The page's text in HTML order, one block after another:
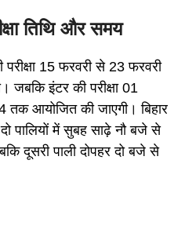
तिथि और समय
परीक्षा 15 फरवरी से 23 फरवरी
जबकि इंटर की परीक्षा 01
आयोजित की जाएगी। बिहार
दो पालियों में सुबह साढ़े नौ बजे से
दूसरी पाली दोपहर दो बजे से